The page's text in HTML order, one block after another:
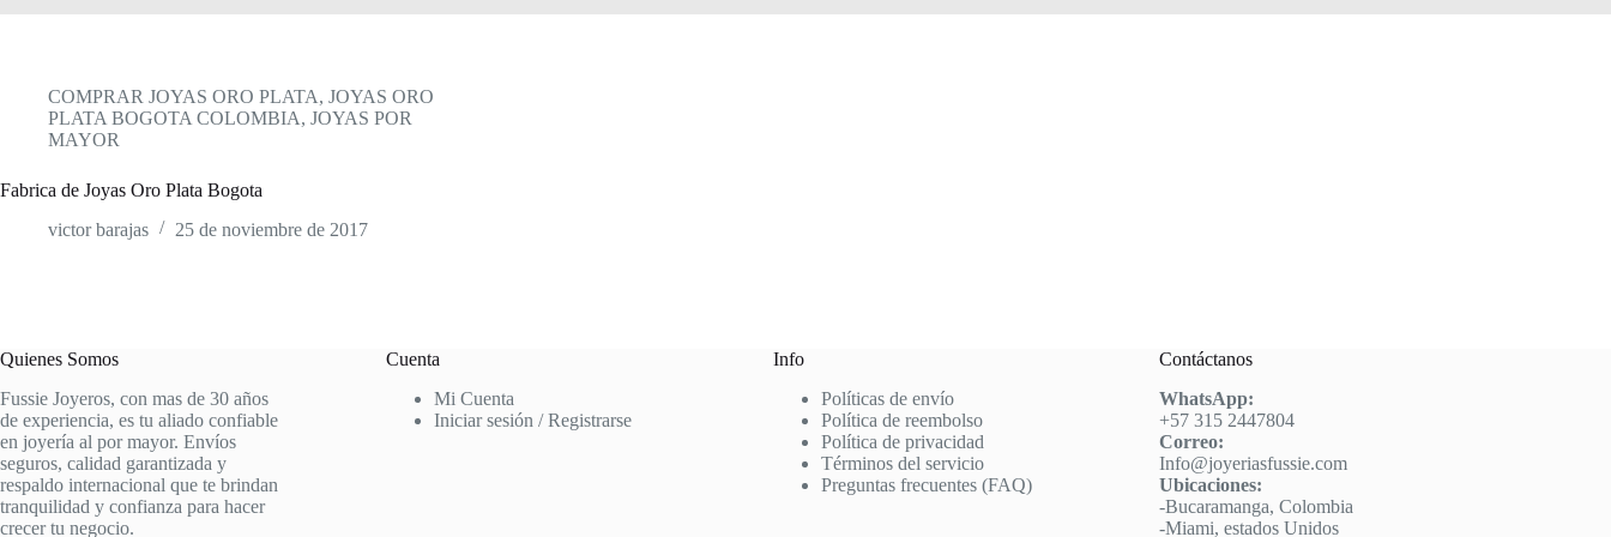
COMPRAR JOYAS ORO PLATA, JOYAS ORO
PLATA BOGOTA COLOMBIA, JOYAS POR
MAYOR
Fabrica de Joyas Oro Plata Bogota
victor barajas
25 de noviembre de 2017
Quienes Somos
Fussie Joyeros, con mas de 30 años
de experiencia, es tu aliado confiable
en joyería al por mayor. Envíos
seguros, calidad garantizada y
respaldo internacional que te brindan
tranquilidad y confianza para hacer
crecer tu negocio.
Cuenta
Mi Cuenta
Iniciar sesión / Registrarse
Info
Políticas de envío
Política de reembolso
Política de privacidad
Términos del servicio
Preguntas frecuentes (FAQ)
Contáctanos
WhatsApp:
+57 315 2447804
Correo:
Info@joyeriasfussie.com
Ubicaciones:
-Bucaramanga, Colombia
-Miami, estados Unidos